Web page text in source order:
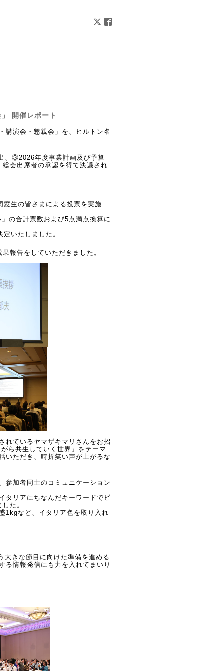
開催レポート
講演会・懇親会」を、 ヒルトン名
、③2026年度事業計画及び予算
総会出席者の承認を得て決議され
窓生の皆さまによる投票を実施
の合計票数および5点満点換算に
いたしました。
報告をしていただきました。
れているヤマザキマリさんをお招
ら共生していく世界』をテーマ
いただき、時折笑い声が上がるな
参加者同士のコミュニケーション
タリアにちなんだキーワードでビ
た。
1kgなど、イタリア色を取り入れ
大きな節目に向けた準備を進める
る情報発信にも力を入れてまいり